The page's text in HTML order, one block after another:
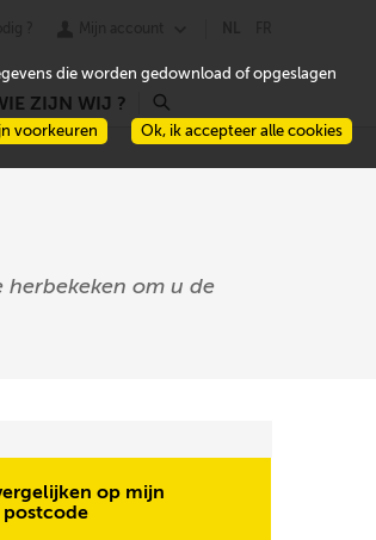
ZIJN WIJ ? r
herbekeken om u de
op mijn
postcode
die worden gedownload of opgeslagen
Ok, ik accepteer alle cookies
voorkeuren